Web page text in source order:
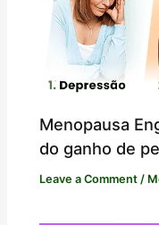
Menopausa
do ganho de
Leave a Comment /